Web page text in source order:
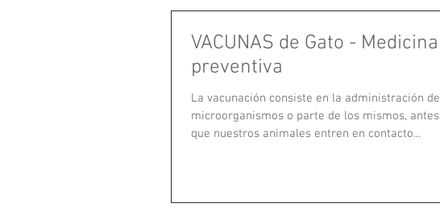
VACUNAS de Gato - Medicina
preventiva
La vacunación consiste en la administración de
microorganismos o parte de los mismos, antes de
que nuestros animales entren en contacto...